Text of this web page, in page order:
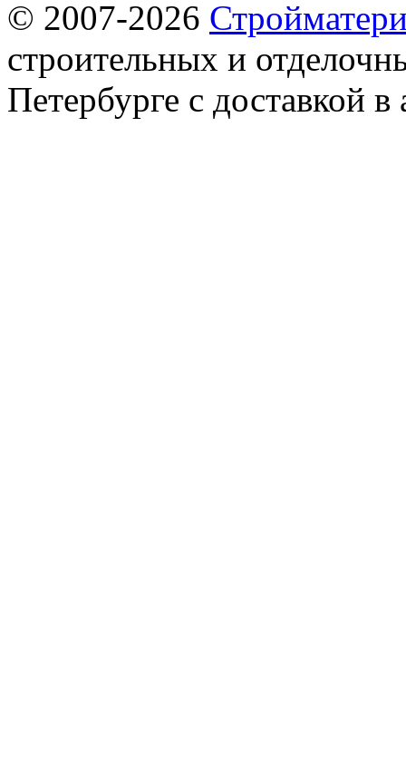
© 2007-2026
строительных и
Петербурге с доставкой в